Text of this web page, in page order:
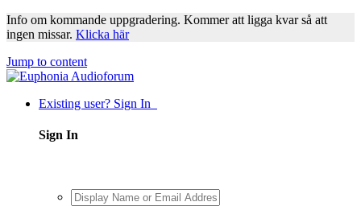
Info om kommande uppgradering. Kommer att ligga kvar så att
ingen missar. Klicka här
Jump to content
Existing user? Sign In
Sign In